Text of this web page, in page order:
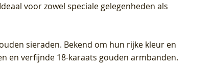
voor zowel speciale gelegenheden als
sieraden. Bekend om hun rijke kleur en
en verfijnde 18-karaats gouden armbanden.